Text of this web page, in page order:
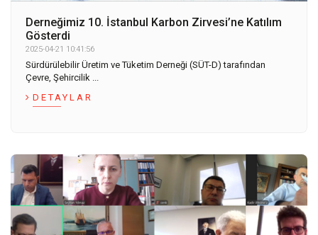
Derneğimiz 10. İstanbul Karbon Zirvesi’ne Katılım
Gösterdi
2025-04-21 10:41:56
Sürdürülebilir Üretim ve Tüketim Derneği (SÜT-D) tarafından
Çevre, Şehircilik ...
DETAYLAR